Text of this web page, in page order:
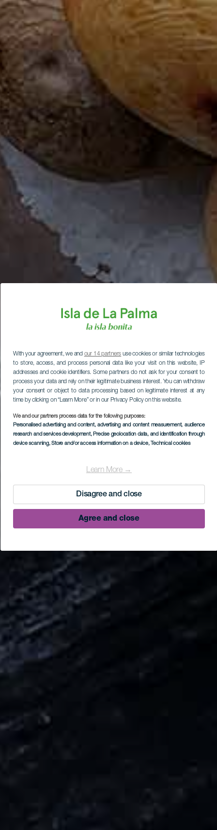
With your agreement, we and our 14 partners use cookies or similar technologies
to store, access, and process personal data like your visit on this website, IP
addresses and cookie identifiers. Some partners do not ask for your consent to
process your data and rely on their legitimate business interest. You can withdraw
your consent or object to data processing based on legitimate interest at any
time by clicking on “Learn More” or in our Privacy Policy on this website.
We and our partners process data for the following purposes:
Personalised advertising and content, advertising and content measurement, audience
research and services development, Precise geolocation data, and identification through
device scanning, Store and/or access information on a device, Technical cookies
Learn More →
Disagree and close
Agree and close